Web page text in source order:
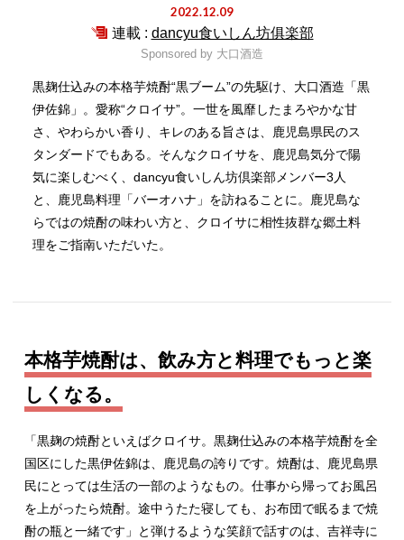
2022.12.09
連載 : dancyu食いしん坊俱楽部
Sponsored by 大口酒造
黒麹仕込みの本格芋焼酎“黒ブーム”の先駆け、大口酒造「黒
伊佐錦」。愛称“クロイサ”。一世を風靡したまろやかな甘
さ、やわらかい香り、キレのある旨さは、鹿児島県民のス
タンダードでもある。そんなクロイサを、鹿児島気分で陽
気に楽しむべく、dancyu食いしん坊倶楽部メンバー3人
と、鹿児島料理「バーオハナ」を訪ねることに。鹿児島な
らではの焼酎の味わい方と、クロイサに相性抜群な郷土料
理をご指南いただいた。
本格芋焼酎は、飲み方と料理でもっと楽
しくなる。
「黒麹の焼酎といえばクロイサ。黒麹仕込みの本格芋焼酎を全
国区にした黒伊佐錦は、鹿児島の誇りです。焼酎は、鹿児島県
民にとっては生活の一部のようなもの。仕事から帰ってお風呂
を上がったら焼酎。途中うたた寝しても、お布団で眠るまで焼
酎の瓶と一緒です」と弾けるような笑顔で話すのは、吉祥寺に